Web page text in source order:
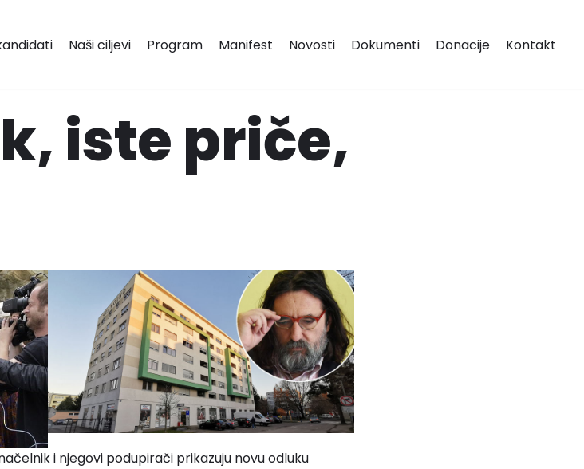
Naši ciljevi Program Manifest Novosti Dokumenti Donacije Kontakt
iste priče,
i njegovi podupirači prikazuju novu odluku